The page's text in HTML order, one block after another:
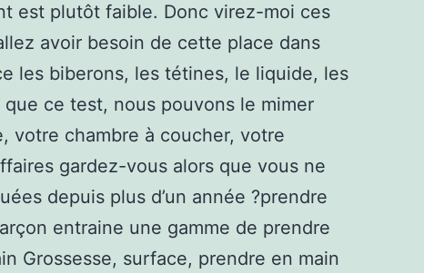
est plutôt faible. Donc virez-moi ces
avoir besoin de cette place dans
les biberons, les tétines, le liquide, les
ce test, nous pouvons le mimer
votre chambre à coucher, votre
gardez-vous alors que vous ne
depuis plus d’un année ?prendre
entraine une gamme de prendre
Grossesse, surface, prendre en main